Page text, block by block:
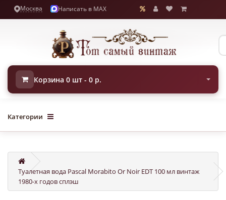
Москва Написать в MAX
Корзина 0 шт - 0 р.
Категории
Туалетная вода Pascal Morabito Or Noir EDT 100 мл винтаж
1980-х годов сплэш